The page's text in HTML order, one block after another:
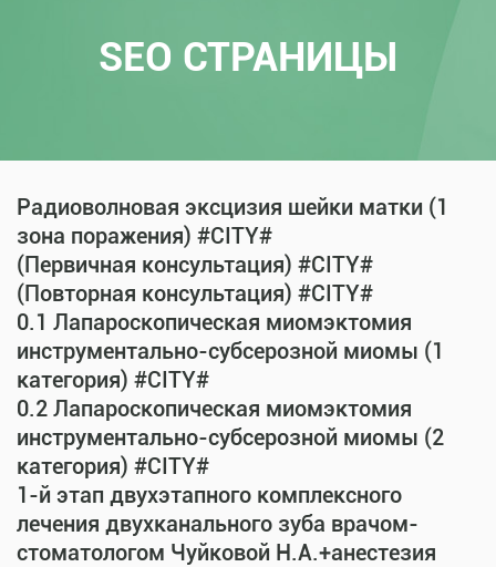
SEO СТРАНИЦЫ
Радиоволновая эксцизия шейки матки (1
зона поражения) #CITY#
(Первичная консультация) #CITY#
(Повторная консультация) #CITY#
0.1 Лапароскопическая миомэктомия
инструментально-субсерозной миомы (1
категория) #CITY#
0.2 Лапароскопическая миомэктомия
инструментально-субсерозной миомы (2
категория) #CITY#
1-й этап двухэтапного комплексного
лечения двухканального зуба врачом-
стоматологом Чуйковой Н.А.+анестезия